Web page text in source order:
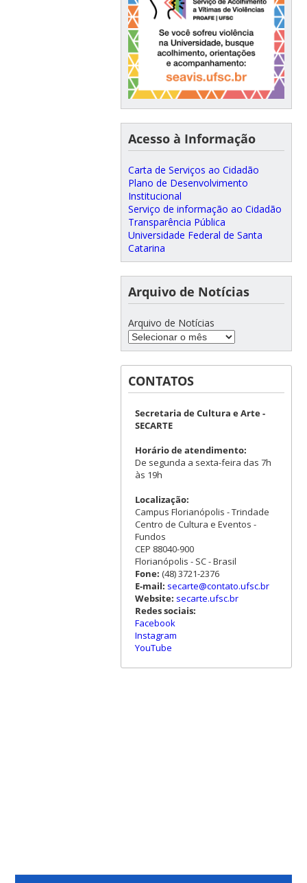
Acesso à Informação
Carta de Serviços ao Cidadão
Plano de Desenvolvimento
Institucional
Serviço de informação ao Cidadão
Transparência Pública
Universidade Federal de Santa
Catarina
Arquivo de Notícias
Arquivo de Notícias
CONTATOS
Secretaria de Cultura e Arte -
SECARTE
Horário de atendimento:
De segunda a sexta-feira das 7h
às 19h
Localização:
Campus Florianópolis - Trindade
Centro de Cultura e Eventos -
Fundos
CEP 88040-900
Florianópolis - SC - Brasil
Fone: (48) 3721-2376
E-mail: secarte@contato.ufsc.br
Website: secarte.ufsc.br
Redes sociais:
Facebook
Instagram
YouTube